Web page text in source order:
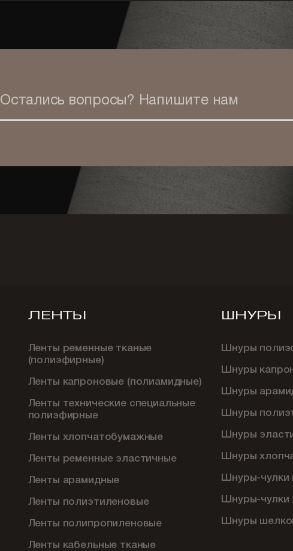
Остались вопросы? Напишите нам
ЛЕНТЫ
Ленты ременные тканые
(полиэфирные)
Ленты капроновые (полиамидные)
Ленты технические специальные
полиэфирные
Ленты хлопчатобумажные
Ленты ременные эластичные
Ленты арамидные
Ленты полиэтиленовые
Ленты полипропиленовые
Ленты кабельные тканые
ШНУРЫ
Шнуры
Шнуры
Шнуры
Шнуры
Шнуры
Шнуры
Шнуры-чулки
Шнуры-чулки
Шнуры